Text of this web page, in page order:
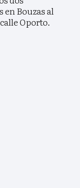
en Bouzas al
Oporto.